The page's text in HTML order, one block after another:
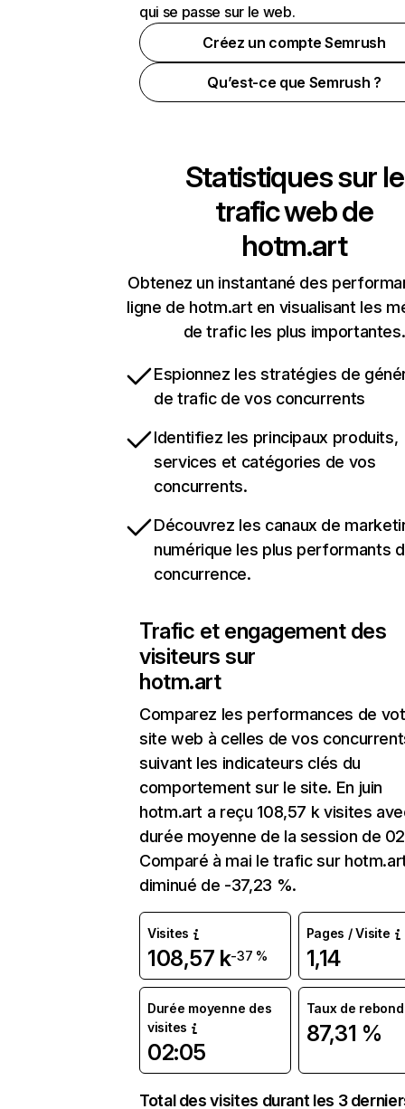
qui se passe sur le web.
Créez un compte Semrush
Qu’est-ce que Semrush ?
Statistiques sur le
trafic web de
hotm.art
Obtenez un instantané des
ligne de hotm.art en visualisant les
de trafic les plus importantes.
Espionnez les stratégies de
de trafic de vos concurrents
Identifiez les principaux produits,
services et catégories de vos
concurrents.
Découvrez les canaux de
numérique les plus performants
concurrence.
Trafic et engagement des
visiteurs sur
hotm.art
Comparez les performances de
site web à celles de vos
suivant les indicateurs clés du
comportement sur le site. En juin
hotm.art a reçu 108,57 k visites
durée moyenne de la session de
Comparé à mai le trafic sur
diminué de -37,23 %.
Visites
108,57 k-37 %
Pages / Visite
1,14
Durée moyenne des
visites
02:05
Taux de rebond
87,31 %
Total des visites durant les 3